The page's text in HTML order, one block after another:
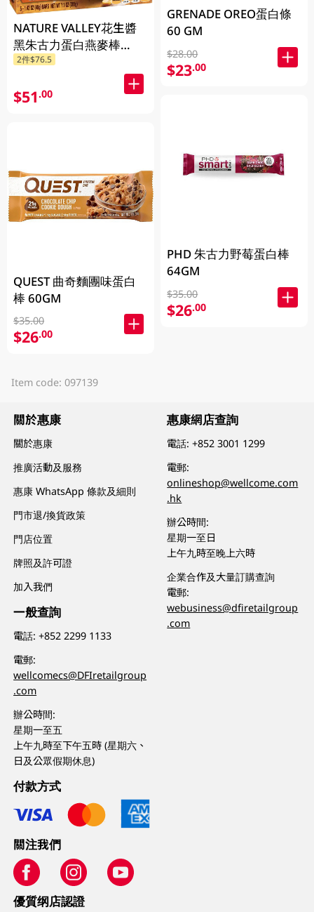
NATURE VALLEY花生醬
黑朱古力蛋白燕麥棒
201GM
2件$76.5
$51.00
QUEST 曲奇麵團味蛋白
棒 60GM
$35.00
$26.00
GRENADE OREO蛋白條
60 GM
$28.00
$23.00
PHD 朱古力野莓蛋白棒
64GM
$35.00
$26.00
Item code: 097139
關於惠康
關於惠康
推廣活動及服務
惠康 WhatsApp 條款及細則
門市退/換貨政策
門店位置
牌照及許可證
加入我們
一般查詢
電話:+852 2299 1133
電郵:
wellcomecs@DFIretailgroup
.com
辦公時間:
星期一至五
上午九時至下午五時 (星期六、
日及公眾假期休息)
惠康網店查詢
電話:+852 3001 1299
電郵:
onlineshop@wellcome.com
.hk
辦公時間:
星期一至日
上午九時至晚上六時
企業合作及大量訂購查詢
電郵:
webusiness@dfiretailgroup
.com
付款方式
關注我們
優質纲店認證